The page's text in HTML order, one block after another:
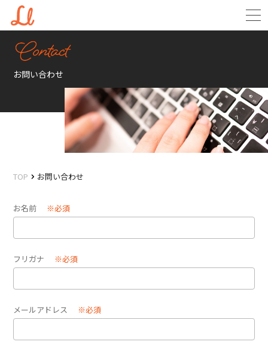
お問い合わせ
TOP お問い合わせ
お名前 ※必須
フリガナ ※必須
メールアドレス ※必須